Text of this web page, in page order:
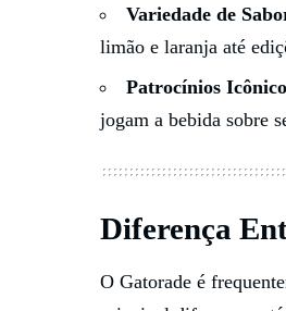
Variedade de
limão e laranja até
Patrocínios
jogam a bebida sobre
Diferença
O Gatorade é